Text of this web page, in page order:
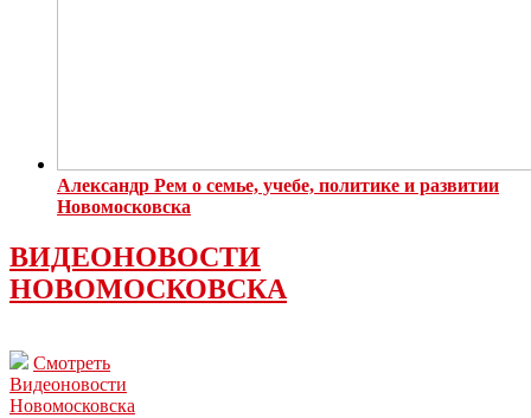
Александр Рем о семье, учебе, политике и развитии
Новомосковска
ВИДЕОНОВОСТИ
НОВОМОСКОВСКА
Смотреть
Видеоновости
Новомосковска